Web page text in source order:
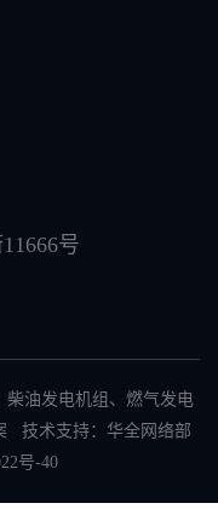
号
柴油发电机组 、 燃气发电
技术支持：华全网络部
号-40